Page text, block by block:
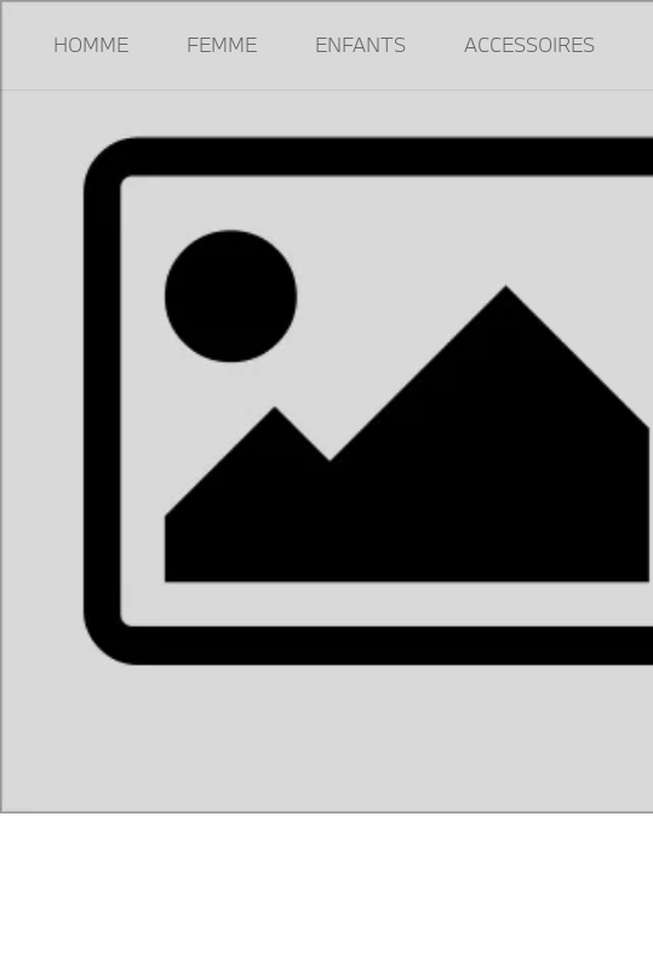
HOMME FEMME ENFANTS ACCESSOIRES